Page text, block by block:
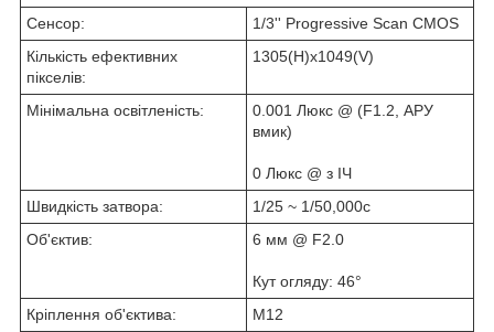
Сенсор:
1/3'' Progressive Scan CMOS
Кількість ефективних
пікселів:
1305(H)х1049(V)
Мінімальна освітленість:
0.001 Люкс @ (F1.2, АРУ
вмик)
0 Люкс @ з ІЧ
Швидкість затвора:
1/25 ~ 1/50,000с
Об'єктив:
6 мм @ F2.0
Кут огляду: 46°
Кріплення об'єктива:
М12